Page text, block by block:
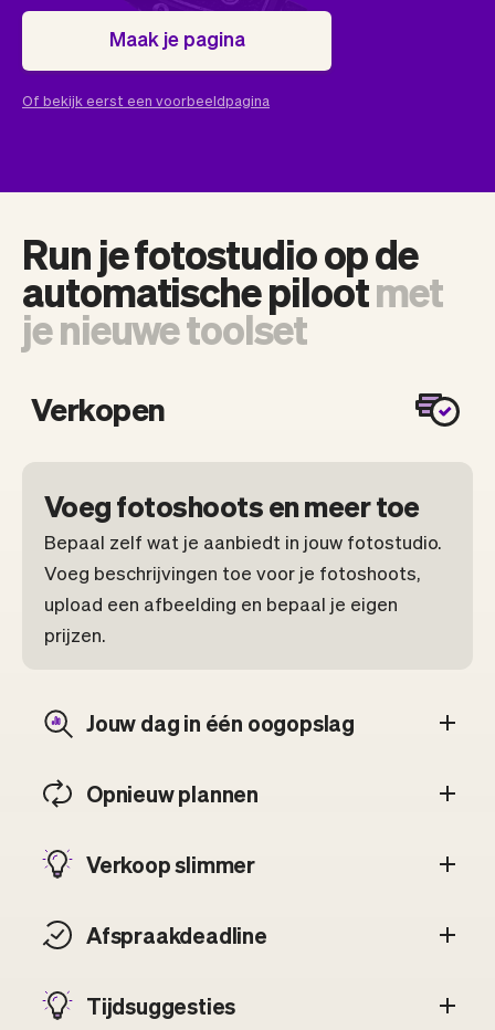
Embed Vev
Verkopen
Tickets
Overzicht
No-shows
Maak je pagina
Of bekijk eerst een voorbeeldpagina
Run je fotostudio op de
automatische pilootmet
je nieuwe toolset
Verkopen
Voeg fotoshoots en meer toe
Bepaal zelf wat je aanbiedt in jouw fotostudio.
Voeg beschrijvingen toe voor je fotoshoots,
upload een afbeelding en bepaal je eigen
prijzen.
Jouw dag in één oogopslag
Opnieuw plannen
Verkoop slimmer
Afspraakdeadline
Tijdsuggesties